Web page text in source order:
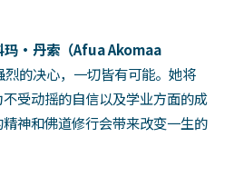
玛・丹索（Afua Akomaa
的决心，一切皆有可能。她将
受动摇的自信以及学业方面的成
神和佛道修行会带来改变一生的